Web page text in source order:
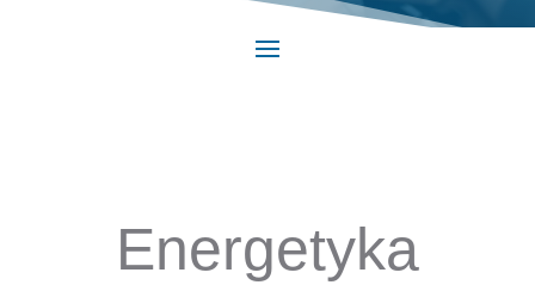
Energetyka